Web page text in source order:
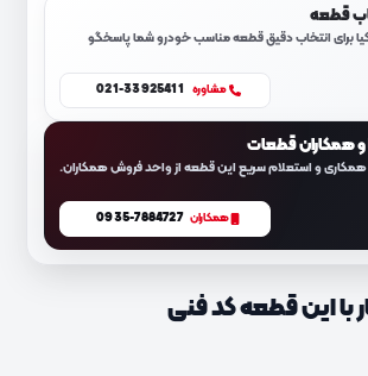
قطعه
برای انتخاب دقیق قطعه مناسب خودرو شما پاسخگو
مشاوره 021-33925411
و همکاران قطعات
و استعلام سریع این قطعه از واحد فروش همکاران.
همکاران 0935-7884727
با این قطعه کد فنی